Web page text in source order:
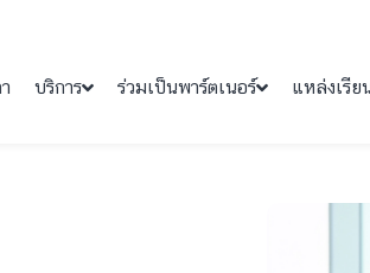
บริการ ร่วมเป็นพาร์ตเนอร์ แหล่งเรีย